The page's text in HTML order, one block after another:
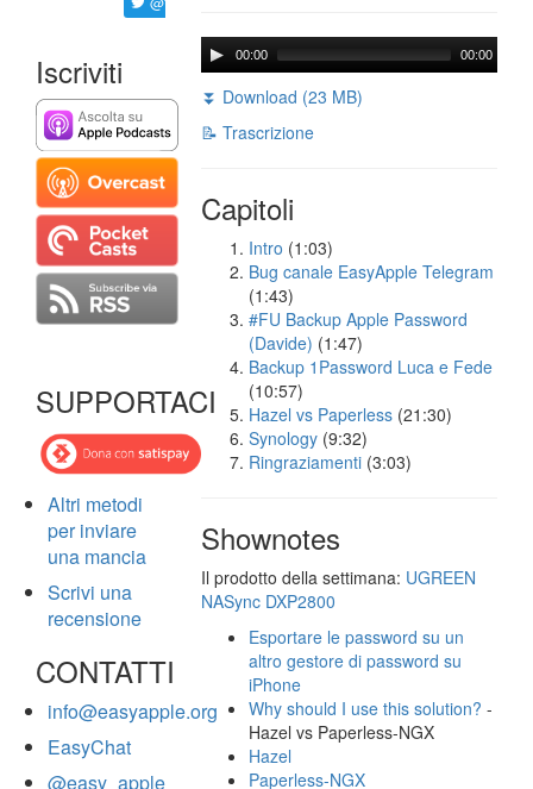
Iscriviti
SUPPORTACI
Altri metodi
per inviare
una mancia
Scrivi una
recensione
CONTATTI
info@easyapple.org
EasyChat
@easy_apple
00:00 00:00
⏬ Download (23 MB)
📝 Trascrizione
Capitoli
Intro (1:03)
Bug canale EasyApple Telegram
(1:43)
#FU Backup Apple Password
(Davide) (1:47)
Backup 1Password Luca e Fede
(10:57)
Hazel vs Paperless (21:30)
Synology (9:32)
Ringraziamenti (3:03)
Shownotes
Il prodotto della settimana: UGREEN
NASync DXP2800
Esportare le password su un
altro gestore di password su
iPhone
Why should I use this solution? -
Hazel vs Paperless-NGX
Hazel
Paperless-NGX